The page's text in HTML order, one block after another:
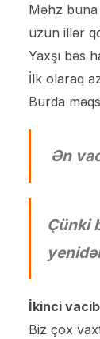
Məhz buna
uzun illər
Yaxşı bəs
İlk olaraq
Burda
Ən
Çünki
İkinci
Biz çox